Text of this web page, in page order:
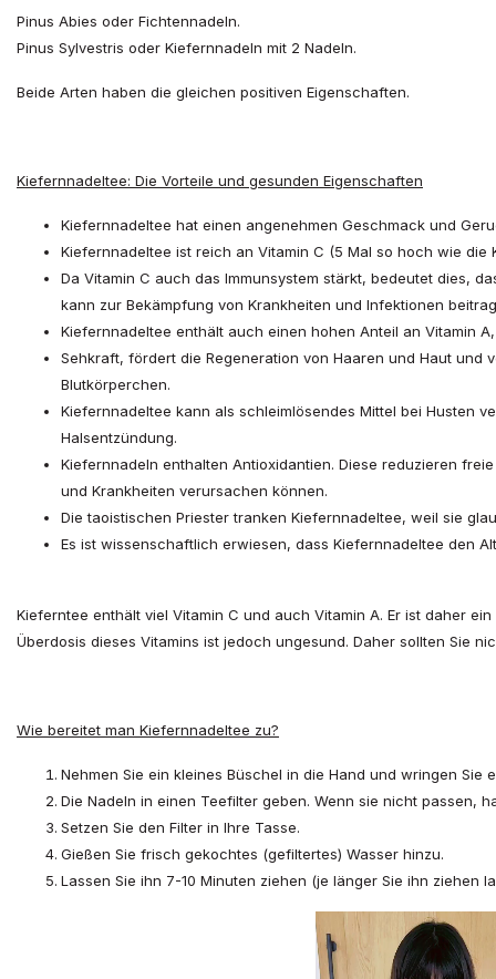
Pinus Abies oder Fichtennadeln.
Pinus Sylvestris oder Kiefernnadeln mit 2 Nadeln.
Beide Arten haben die gleichen positiven Eigenschaften.
Kiefernnadeltee: Die Vorteile und gesunden Eigenschaften
Kiefernnadeltee hat einen angenehmen Geschmack und
Kiefernnadeltee ist reich an Vitamin C (5 Mal so hoch wie die
Da Vitamin C auch das Immunsystem stärkt, bedeutet dies,
kann zur Bekämpfung von Krankheiten und Infektionen
Kiefernnadeltee enthält auch einen hohen Anteil an Vitamin
Sehkraft, fördert die Regeneration von Haaren und Haut und
Blutkörperchen.
Kiefernnadeltee kann als schleimlösendes Mittel bei Husten
Halsentzündung.
Kiefernnadeln enthalten Antioxidantien. Diese reduzieren
und Krankheiten verursachen können.
Die taoistischen Priester tranken Kiefernnadeltee, weil sie
Es ist wissenschaftlich erwiesen, dass Kiefernnadeltee den
Kieferntee enthält viel Vitamin C und auch Vitamin A. Er ist daher
Überdosis dieses Vitamins ist jedoch ungesund. Daher sollten Sie
Wie bereitet man Kiefernnadeltee zu?
Nehmen Sie ein kleines Büschel in die Hand und wringen Sie
Die Nadeln in einen Teefilter geben. Wenn sie nicht passen,
Setzen Sie den Filter in Ihre Tasse.
Gießen Sie frisch gekochtes (gefiltertes) Wasser hinzu.
Lassen Sie ihn 7-10 Minuten ziehen (je länger Sie ihn ziehen